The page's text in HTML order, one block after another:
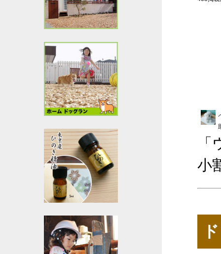
小